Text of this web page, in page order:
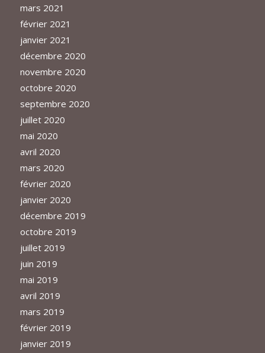
mars 2021
février 2021
janvier 2021
décembre 2020
novembre 2020
octobre 2020
septembre 2020
juillet 2020
mai 2020
avril 2020
mars 2020
février 2020
janvier 2020
décembre 2019
octobre 2019
juillet 2019
juin 2019
mai 2019
avril 2019
mars 2019
février 2019
janvier 2019